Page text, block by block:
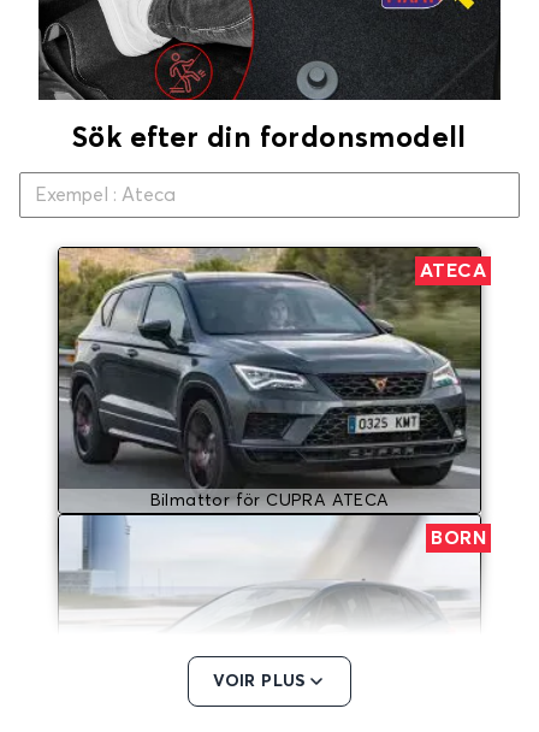
Sök efter din fordonsmodell
ATECA
Bilmattor för CUPRA ATECA
BORN
VOIR PLUS